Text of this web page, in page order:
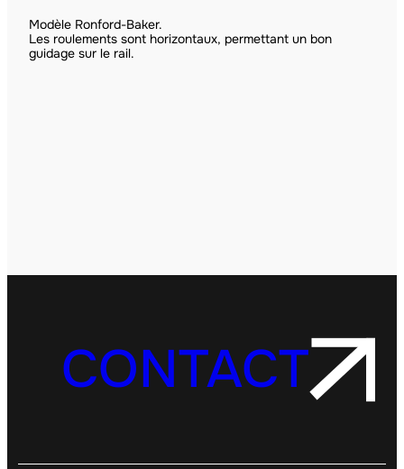
Modèle Ronford-Baker.
Les roulements sont horizontaux, permettant un bon
guidage sur le rail.
CONTACT